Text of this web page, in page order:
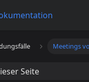
Meetings
Seite